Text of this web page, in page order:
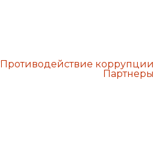
Противодействие коррупции
Партнеры